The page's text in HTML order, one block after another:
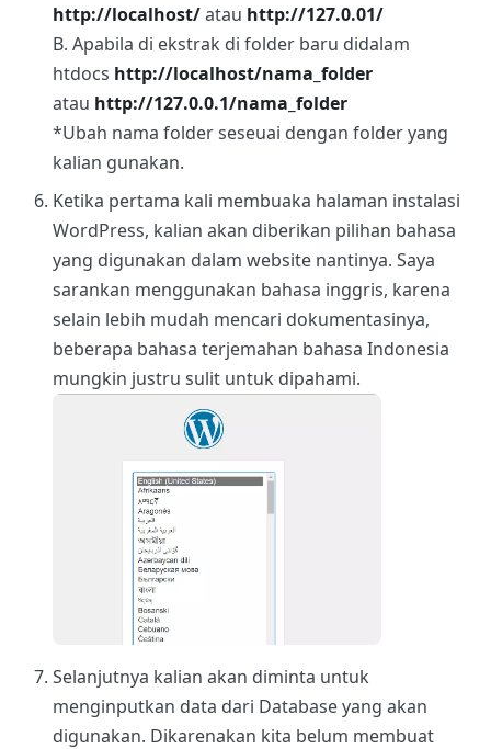
http://localhost/atau http://127.0.01/
B. Apabila di ekstrak di folder baru didalam
htdocs http://localhost/nama_folder
atau http://127.0.0.1/nama_folder
*Ubah nama folder seseuai dengan folder yang
kalian gunakan.
Ketika pertama kali membuaka halaman instalasi
WordPress, kalian akan diberikan pilihan bahasa
yang digunakan dalam website nantinya. Saya
sarankan menggunakan bahasa inggris, karena
selain lebih mudah mencari dokumentasinya,
beberapa bahasa terjemahan bahasa Indonesia
mungkin justru sulit untuk dipahami.
Selanjutnya kalian akan diminta untuk
menginputkan data dari Database yang akan
digunakan. Dikarenakan kita belum membuat